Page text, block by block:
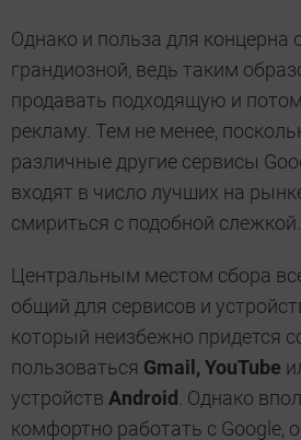
Однако и польза для концерна
грандиозной, ведь таким
продавать подходящую и
рекламу. Тем не менее,
различные другие сервисы
входят в число лучших на
смириться с подобной слежкой.
Центральным местом сбора
общий для сервисов и
который неизбежно придется
пользоваться Gmail, YouTube
устройств Android. Однако
комфортно работать с Google,